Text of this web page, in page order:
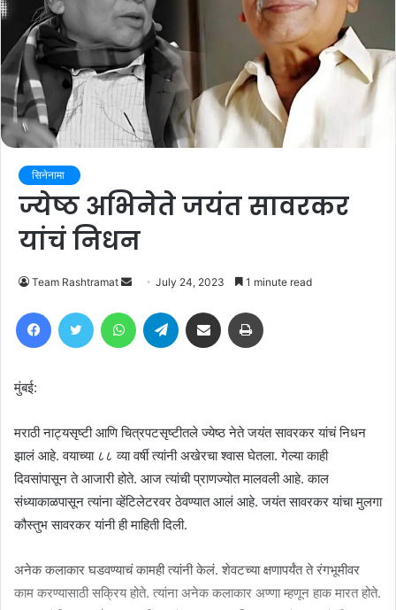
सिनेनामा
ज्येष्ठ अभिनेते जयंत सावरकर
यांचं निधन
Team Rashtramat
Send
email
July 24, 2023 1 minute read
FacebookTwitter WhatsAppTelegram Share via Email
मुंबई:
मराठी नाट्यसृष्टी आणि चित्रपटसृष्टीतले ज्येष्ठ नेते जयंत सावरकर यांचं निधन
झालं आहे. वयाच्या ८८ व्या वर्षी त्यांनी अखेरचा श्वास घेतला. गेल्या काही
दिवसांपासून ते आजारी होते. आज त्यांची प्राणज्योत मालवली आहे. काल
संध्याकाळपासून त्यांना व्हेंटिलेटरवर ठेवण्यात आलं आहे. जयंत सावरकर यांचा मुलगा
कौस्तुभ सावरकर यांनी ही माहिती दिली.
अनेक कलाकार घडवण्याचं कामही त्यांनी केलं. शेवटच्या क्षणापर्यंत ते रंगभूमीवर
काम करण्यासाठी सक्रिय होते. त्यांना अनेक कलाकार अण्णा म्हणून हाक मारत होते.